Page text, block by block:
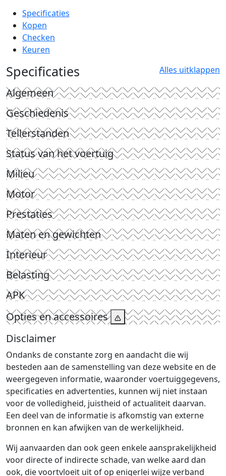
Specificaties
Kopen
Checken
Keuren
Specificaties Alles uitklappen
Algemeen
Geschiedenis
Tellerstanden
Status van het voertuig
Milieu
Motor
Prestaties
Maten en gewichten
Interieur
Belasting
APK
Opties en accessoires
Disclaimer
Ondanks de constante zorg en aandacht die wij
besteden aan de samenstelling van deze website en de
weergegeven informatie, waaronder voertuiggegevens,
specificaties en advertenties, kunnen wij niet instaan
voor de volledigheid, juistheid of actualiteit daarvan.
Een deel van de informatie is afkomstig van externe
bronnen en kan afwijken van de werkelijkheid.
Wij aanvaarden dan ook geen enkele aansprakelijkheid
voor directe of indirecte schade, van welke aard dan
ook, die voortvloeit uit of op enigerlei wijze verband